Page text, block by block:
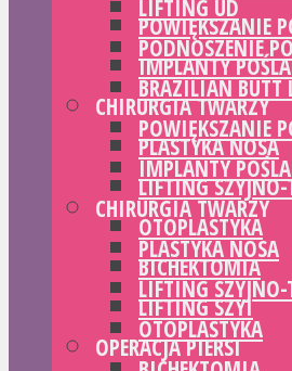
POWIĘKSZANIE
IMPLANTY
CHIRURGIA TWARZY
PLASTYKA NOSA
LIFTING
OTOPLASTYKA
BICHEKTOMIA
LIFTING SZYI
OPERACJA PIERSI
LIFTING UD
PODNOSZENIE
BRAZILIAN BUTT
POWIĘKSZANIE
IMPLANTY
CHIRURGIA TWARZY
PLASTYKA NOSA
LIFTING
OTOPLASTYKA